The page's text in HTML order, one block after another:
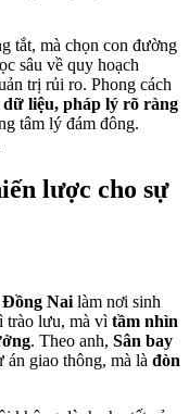
tắt, mà chọn con đường
sâu về quy hoạch
trị rủi ro. Phong cách
dữ liệu, pháp lý rõ ràng
tâm lý đám đông.
lược cho sự
Nai làm nơi sinh
trào lưu, mà vì tầm nhìn
. Theo anh, Sân bay
giao thông, mà là đòn